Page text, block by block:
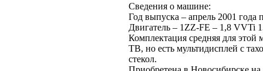
Сведения о машине:
Год выпуска – апрель 2001 года
Двигатель – 1ZZ-FE – 1,8 VVTi
Комплектация средняя для этой
ТВ, но есть мультидисплей с
стекол.